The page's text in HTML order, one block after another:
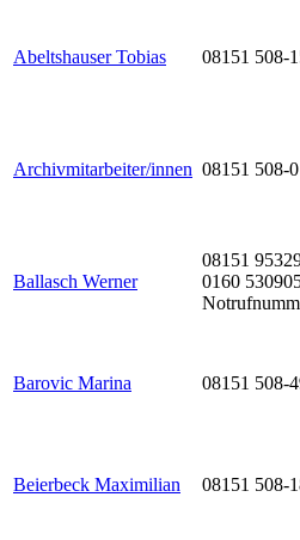
Abeltshauser Tobias 08151 508-
Archivmitarbeiter/innen 08151 508-0
Ballasch Werner
08151
0160
Barovic Marina 08151 508-
Beierbeck Maximilian 08151 508-